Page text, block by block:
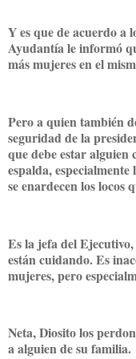
Y es que de acuerdo
Ayudantía le informó
más mujeres en el
Pero a quien también
seguridad de la
que debe estar
espalda,
se enardecen los
Es la jefa del
están cuidando. Es
mujeres, pero
Neta, Diosito los
a alguien de su familia.